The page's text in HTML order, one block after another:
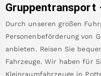
Gruppentransport
Durch unseren großen
Personenbeförderung von
anbieten. Reisen Sie
Fahrzeuge. Wir haben für
Kleinraumfahrzeuge in